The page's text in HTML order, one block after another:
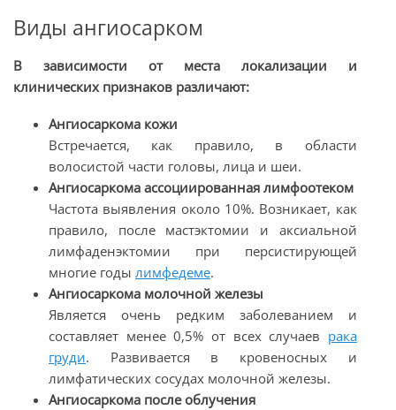
Виды ангиосарком
В зависимости от места локализации и
клинических признаков различают:
Ангиосаркома кожи
Встречается, как правило, в области
волосистой части головы, лица и шеи.
Ангиосаркома ассоциированная лимфоотеком
Частота выявления около 10%. Возникает, как
правило, после мастэктомии и аксиальной
лимфаденэктомии при персистирующей
многие годы лимфедеме.
Ангиосаркома молочной железы
Является очень редким заболеванием и
составляет менее 0,5% от всех случаев рака
груди. Развивается в кровеносных и
лимфатических сосудах молочной железы.
Ангиосаркома после облучения